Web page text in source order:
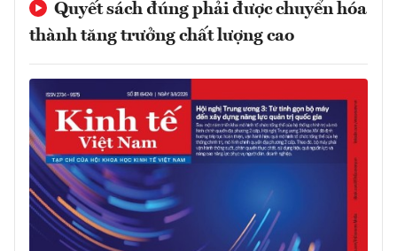
Quyết sách đúng phải được chuyển hóa
thành tăng trưởng chất lượng cao